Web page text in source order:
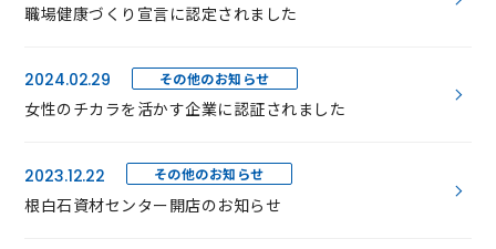
職場健康づくり宣言に認定されました
2024.02.29 その他のお知らせ
女性のチカラを活かす企業に認証されました
2023.12.22 その他のお知らせ
根白石資材センター開店のお知らせ